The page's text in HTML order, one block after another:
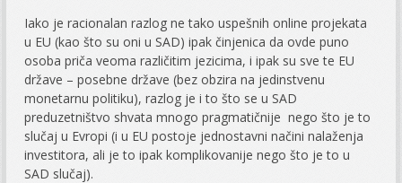
Iako je racionalan razlog ne tako uspešnih online projekata
u EU (kao što su oni u SAD) ipak činjenica da ovde puno
osoba priča veoma različitim jezicima, i ipak su sve te EU
države – posebne države (bez obzira na jedinstvenu
monetarnu politiku), razlog je i to što se u SAD
preduzetništvo shvata mnogo pragmatičnije nego što je to
slučaj u Evropi (i u EU postoje jednostavni načini nalaženja
investitora, ali je to ipak komplikovanije nego što je to u
SAD slučaj).